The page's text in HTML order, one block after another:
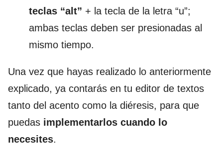
teclas “alt” + la tecla de la letra “u”;
ambas teclas deben ser presionadas al
mismo tiempo.
Una vez que hayas realizado lo anteriormente
explicado, ya contarás en tu editor de textos
tanto del acento como la diéresis, para que
puedas implementarlos cuando lo
necesites.